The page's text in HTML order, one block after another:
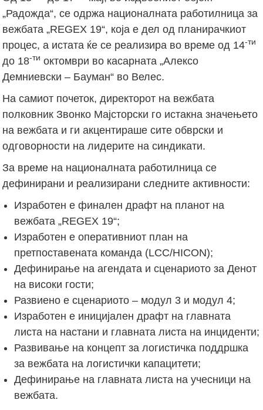
„Радожда“, се одржа националната работилница за
вежбата „REGEX 19“, која е дел од планирачкиот
процес, а истата ќе се реализира во време од 14-ти
до 18-ти октомври во касарната „Алексо
Демниевски – Бауман“ во Велес.
На самиот почеток, директорот на вежбата
полковник Звонко Мајсторски го истакна значењето
на вежбата и ги акцентираше сите обврски и
одговорности на лидерите на синдикати.
За време на националната работилница се
дефинирани и реализирани следните активности:
Изработен е финален драфт на планот на
вежбата „REGEX 19“;
Изработен е оперативниот план на
претпоставената команда (LCC/HICON);
Дефинирање на агендата и сценариото за Денот
на високи гости;
Развиено е сценариото – модул 3 и модул 4;
Изработен е иницијален драфт на главната
листа на настани и главната листа на инциденти;
Развивање на концепт за логистичка поддршка
за вежбата на логистички капацитети;
Дефинирање на главната листа на учесници на
вежбата.